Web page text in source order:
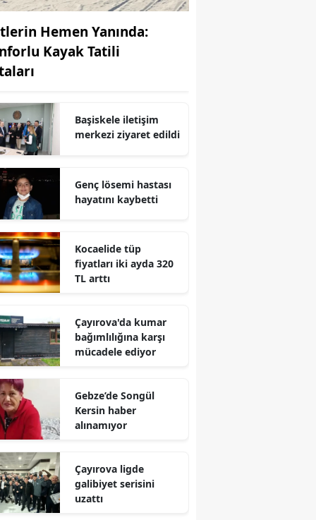
Elazığ
Eskişehir
Giresun
Hakkari
Hatay
Mersin
İzmir
Kars
Kayseri
Hemen Yanında:
Kayak Tatili
Başiskele iletişim
merkezi ziyaret edildi
Genç lösemi hastası
hayatını kaybetti
Kocaelide tüp
fiyatları iki ayda 320
TL arttı
Çayırova'da kumar
bağımlılığına karşı
mücadele ediyor
Gebze’de Songül
Kersin haber
alınamıyor
Çayırova ligde
galibiyet serisini
uzattı